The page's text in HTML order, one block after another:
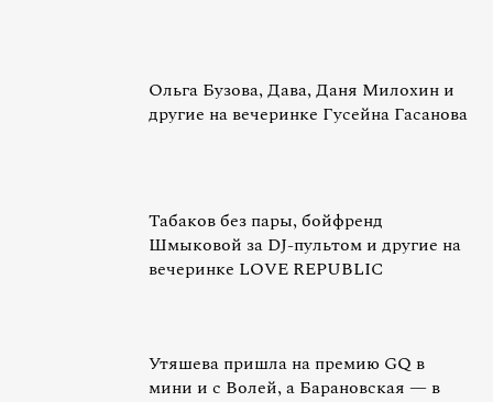
Ольга Бузова, Дава, Даня Милохин и
другие на вечеринке Гусейна Гасанова
Табаков без пары, бойфренд
Шмыковой за DJ-пультом и другие на
вечеринке LOVE REPUBLIC
Утяшева пришла на премию GQ в
мини и с Волей, а Барановская — в